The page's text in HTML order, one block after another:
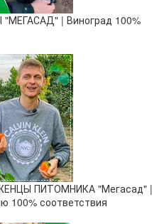
| Виноград 100%
ПИТОМНИКА "Мегасад" |
100% соответствия